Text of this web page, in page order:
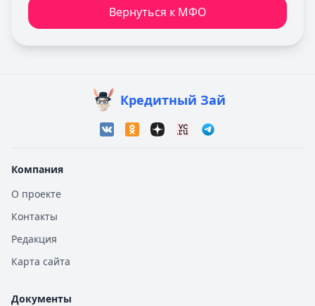
Вернуться к МФО
Кредитный Зай
Компания
О проекте
Контакты
Редакция
Карта сайта
Документы